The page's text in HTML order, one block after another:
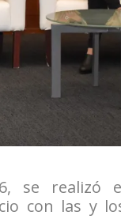
se realizó
con las y